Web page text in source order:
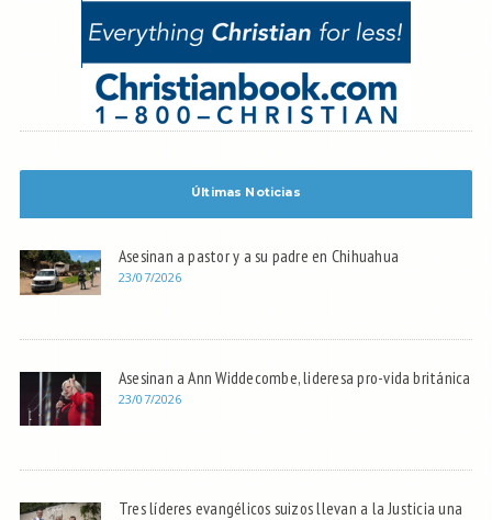
Últimas Noticias
Asesinan a pastor y a su padre en Chihuahua
23/07/2026
Asesinan a Ann Widdecombe, lideresa pro-vida británica
23/07/2026
Tres líderes evangélicos suizos llevan a la Justicia una